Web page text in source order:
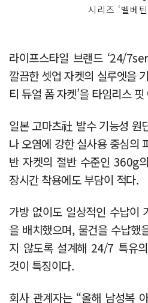
시리즈 ‘벨베
라이프스타일 브랜드 ‘24/
깔끔한 셋업 자켓의 실루엣을
티 듀얼 폼 자켓’을 타임리스
일본 고마츠社 발수 기능성 원
나 오염에 강한 실사용 중심의
반 자켓의 절반 수준인 360g
장시간 착용에도 부담이 적다.
가방 없이도 일상적인 수납이
을 배치했으며, 물건을 수납했
지 않도록 설계해 24/7 특유
것이 특징이다.
회사 관계자는 “올해 남성복